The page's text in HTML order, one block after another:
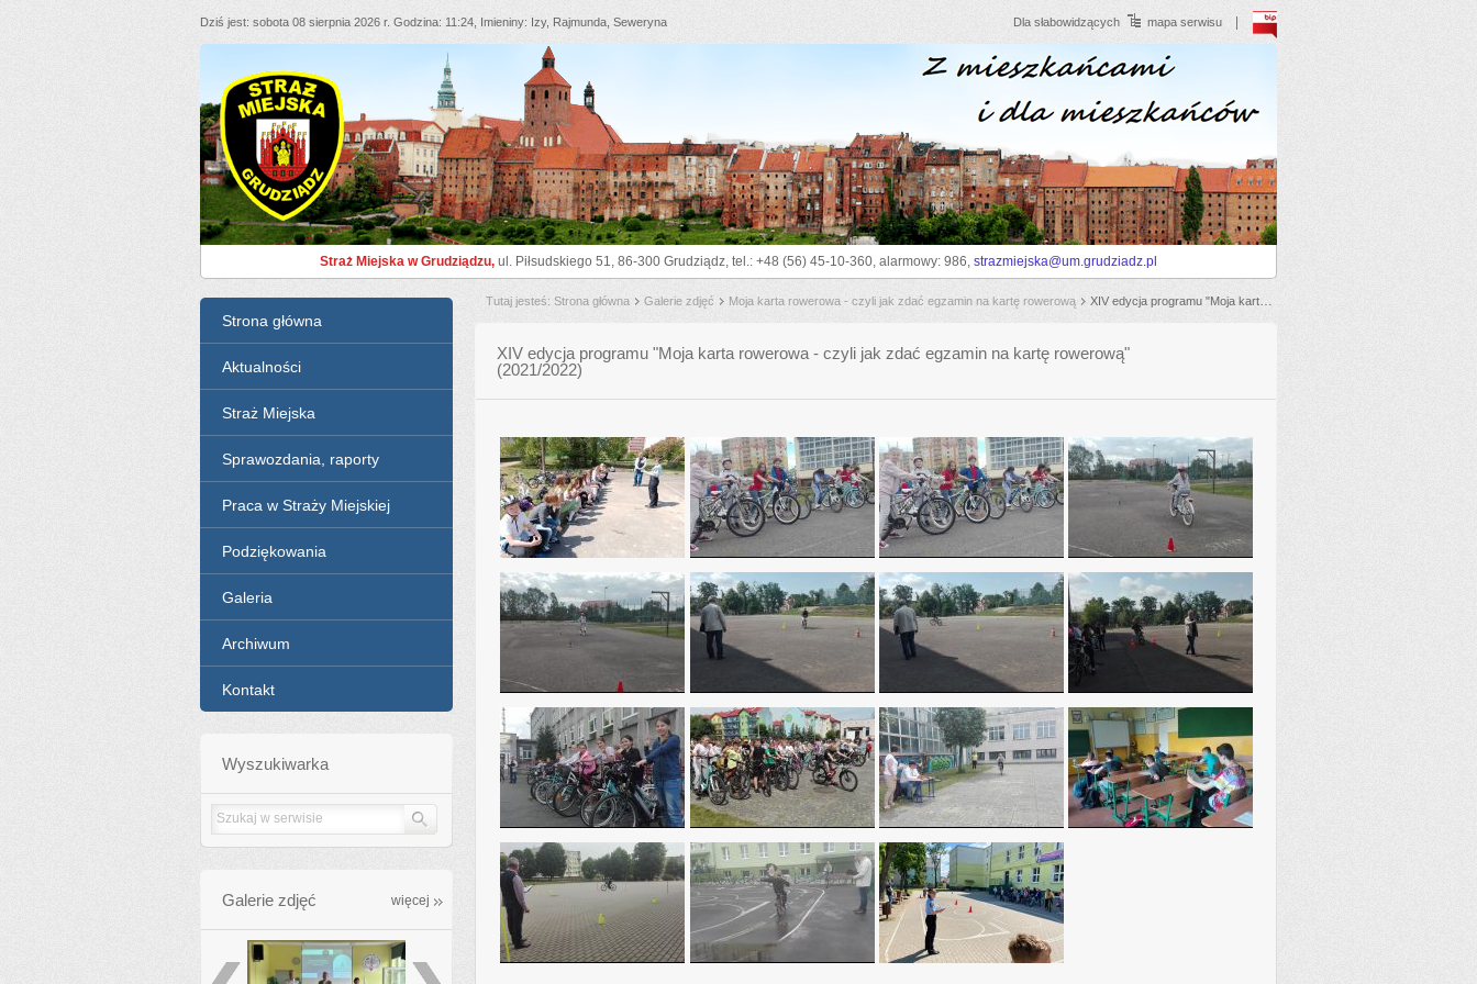
Dziś jest sobota 08 sierpnia 2026 r. Godzina 11:24 Imieniny Izy, Rajmunda, Seweryna Dla słabowidzących mapa serwisu
Straż Miejska Grudziądz
Straż Miejska w Grudziądzu, ul. Piłsudskiego 51, 86-300 Grudziądz, tel.: +48 (56) 45-10-360, alarmowy: 986, strazmiejska@um.grudziadz.pl
Tutaj jesteś Strona główna Galerie zdjęć Moja karta rowerowa - czyli jak zdać egzamin na kartę rowerową XIV edycja programu "Moja karta rowerowa - czyli jak zdać egzamin na kartę rowerową" (2021/2022)
Menu
Strona główna
Aktualności
Straż Miejska
Sprawozdania, raporty
Praca w Straży Miejskiej
Podziękowania
Galeria
Archiwum
Kontakt
Wyszukiwarka
Galerie zdjęć więcej galleries_more
poprzednie
XIV edycja programu "Moja karta rowerowa - czyli jak zdać egzamin na kartę rowerową"
(2021/2022)